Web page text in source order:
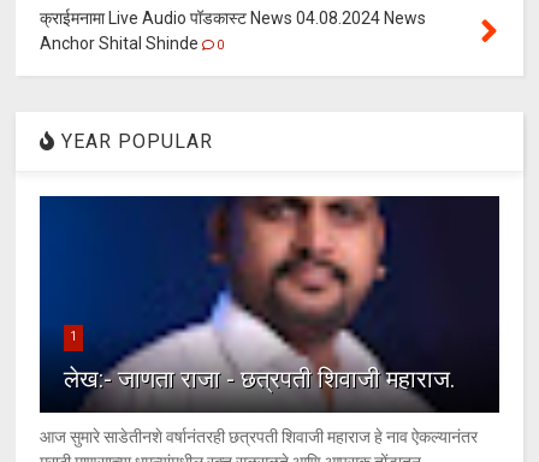
क्राईमनामा Live Audio पॉडकास्ट News 04.08.2024 News
Anchor Shital Shinde
0
YEAR POPULAR
1
लेख:- जाणता राजा - छत्रपती शिवाजी महाराज.
आज सुमारे साडेतीनशे वर्षानंतरही छत्रपती शिवाजी महाराज हे नाव ऐकल्यानंतर